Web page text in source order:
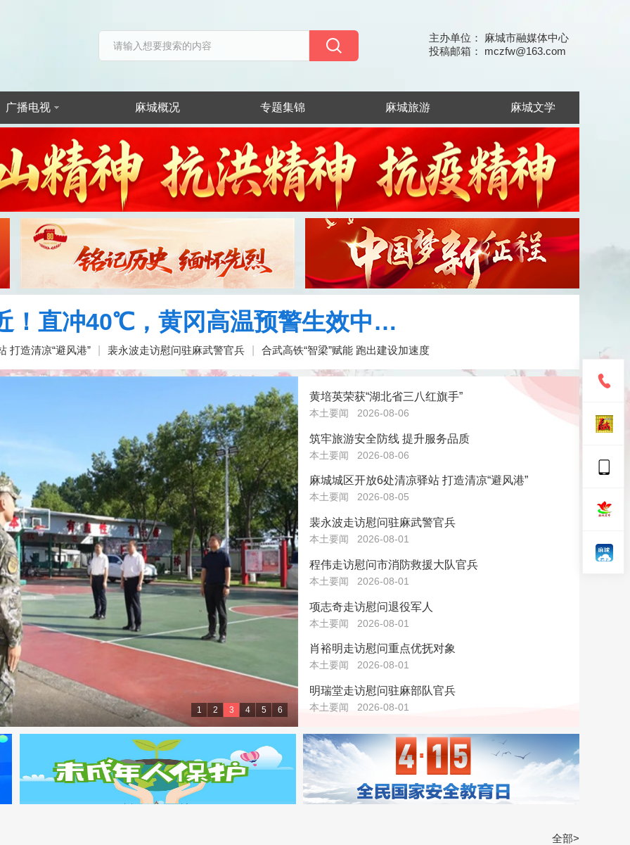
主办单位： 麻城市融媒体中心
投稿邮箱： mczfw@163.com
广播电视 麻城概况 专题集锦 麻城旅游 麻城文学
！直冲40℃，黄冈高温预警生效中…
打造清凉“避风港” 裴永波走访慰问驻麻武警官兵 合武高铁“智梁”赋能 跑出建设加速度
舞台
1 2 3 4 5 6
黄培英荣获“湖北省三八红旗手”
本土要闻 2026-08-06
筑牢旅游安全防线 提升服务品质
本土要闻 2026-08-06
麻城城区开放6处清凉驿站 打造清凉“避风港”
本土要闻 2026-08-05
裴永波走访慰问驻麻武警官兵
本土要闻 2026-08-01
程伟走访慰问市消防救援大队官兵
本土要闻 2026-08-01
项志奇走访慰问退役军人
本土要闻 2026-08-01
肖裕明走访慰问重点优抚对象
本土要闻 2026-08-01
明瑞堂走访慰问驻麻部队官兵
本土要闻 2026-08-01
全部>